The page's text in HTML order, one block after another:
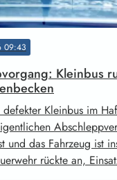
09:43
Kleinbus
Kleinbus im
und das Fahrzeug ist
rückte an,